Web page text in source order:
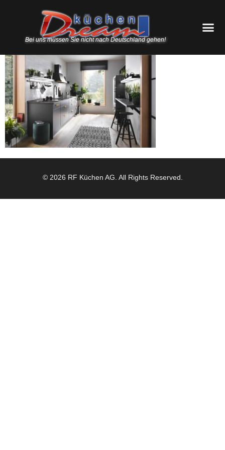
Bei uns müssen Sie nicht nach Deutschland gehen!
© 2026 RF Küchen AG. All Rights Reserved.